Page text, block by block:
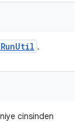
Util .
cinsinden